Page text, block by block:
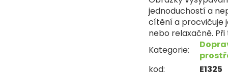
jednoduchostí a
cítění a procvičuje
nebo relaxačně.
Kategorie:
kod: E1325